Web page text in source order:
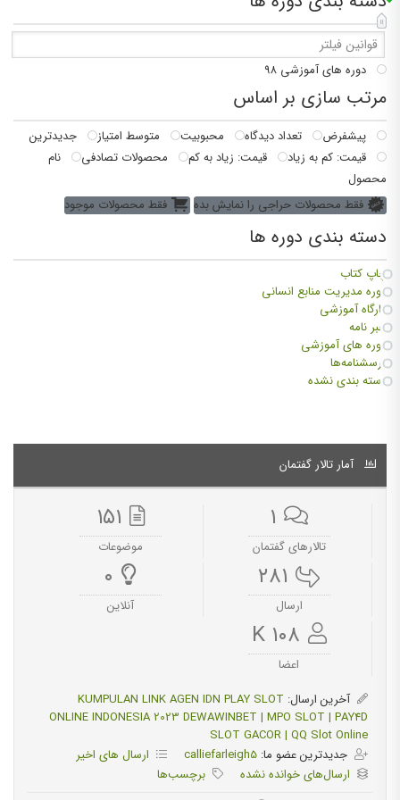
دوره های آموزشی ۹۸
مرتب سازی بر اساس
پیشفرض تعداد دیدگاه محبوبیت متوسط امتیاز
جدیدترین
قیمت: کم به زیاد
قیمت: زیاد به کم محصولات تصادفی
نام
محصول
فقط محصولات حراجی را نمایش بده
فقط محصولات موجود
دسته بندی دوره ها
چاپ کتاب
دوره مدیریت منابع انسانی
کارگاه آموزشی
خبر نامه
دوره های آموزشی
پرسشنامه‌ها
دسته بندی نشده
آمار تالار گفتمان
۱
تالارهای گفتمان
۱۵۱
موضوعات
۲۸۱
ارسال‌
۰
آنلاین
۱۰۸ K
اعضا
آخرین ارسال: KUMPULAN LINK AGEN IDN PLAY SLOT
ONLINE INDONESIA 2023 DEWAWINBET | MPO SLOT | PAY4D
SLOT GACOR | QQ Slot Online
جدیدترین عضو ما: calliefarleigh5
ارسال های اخیر
ارسال‌های خوانده نشده
برچسب‌ها